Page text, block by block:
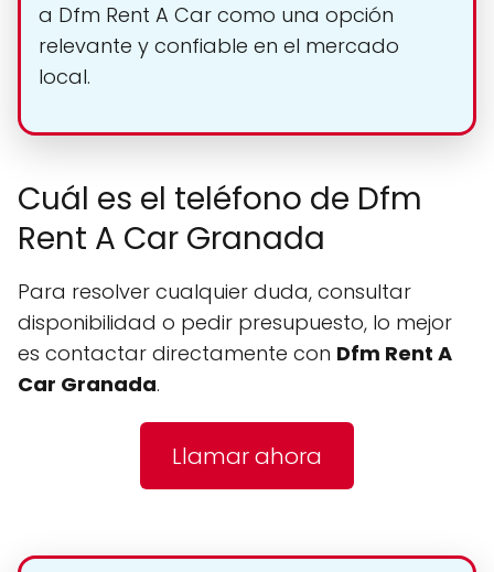
a Dfm Rent A Car como una opción
relevante y confiable en el mercado
local.
Cuál es el teléfono de Dfm
Rent A Car Granada
Para resolver cualquier duda, consultar
disponibilidad o pedir presupuesto, lo mejor
es contactar directamente con Dfm Rent A
Car Granada.
Llamar ahora